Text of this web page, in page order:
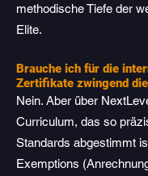
methodische Tiefe der
Elite.
Brauche ich für die
Zertifikate zwingend
Nein. Aber über
Curriculum, das so
Standards abgestimmt
Exemptions